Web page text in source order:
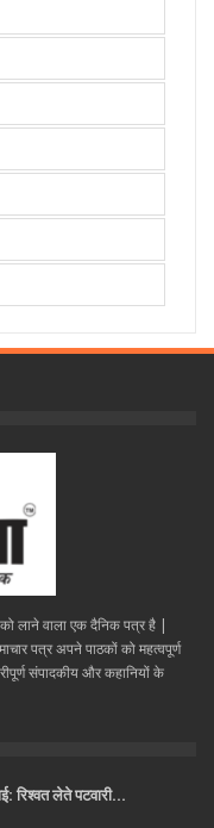
लाने वाला एक दैनिक पत्र है |
पत्र अपने पाठकों को महत्वपूर्ण
संपादकीय और कहानियों के
रिश्वत लेते पटवारी…